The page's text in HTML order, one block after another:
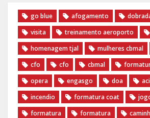
go blue afogamento
visita
treinamento aeroporto
homenagem tjal
mulheres cbmal
cfo
cfo cbmal
opera
engasgo doa
incendio
formatura coat
formatura
formatura caminh